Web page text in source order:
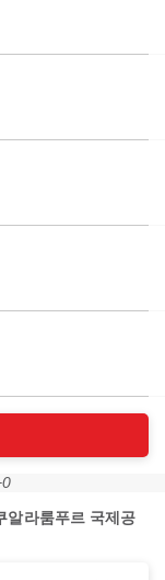
알라룸푸르 국제공